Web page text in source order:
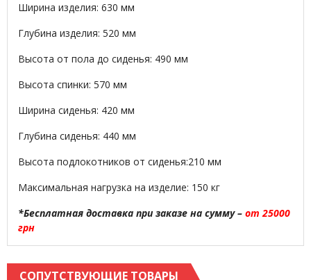
Ширина изделия: 630 мм
Глубина изделия: 520 мм
Высота от пола до сиденья: 490 мм
Высота спинки: 570 мм
Ширина сиденья: 420 мм
Глубина сиденья: 440 мм
Высота подлокотников от сиденья:210 мм
Максимальная нагрузка на изделие: 150 кг
*Бесплатная доставка при заказе на сумму – от 25000
грн
СОПУТСТВУЮЩИЕ ТОВАРЫ